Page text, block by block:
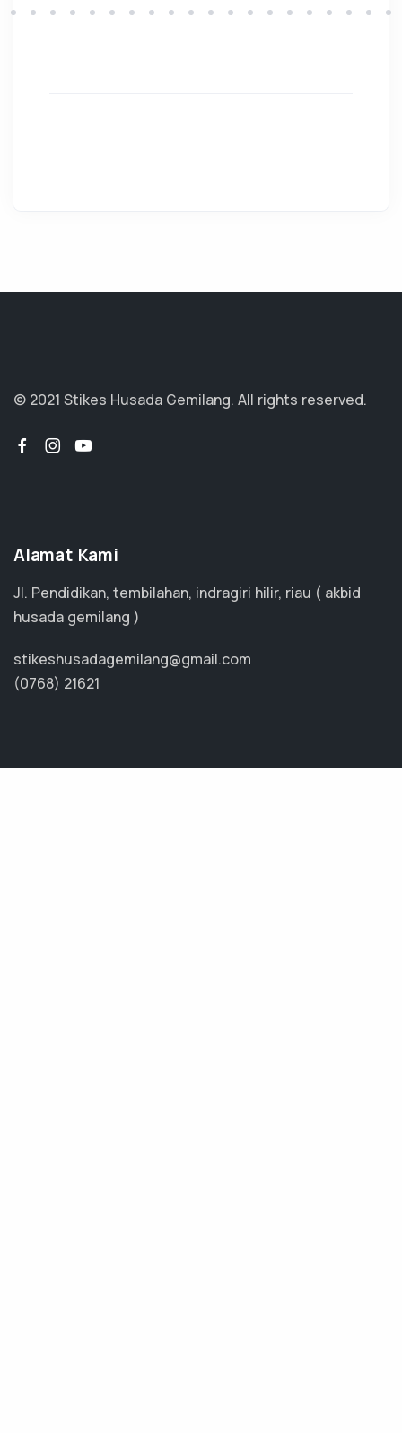
© 2021 Stikes Husada Gemilang. All rights reserved.
Alamat Kami
Jl. Pendidikan, tembilahan, indragiri hilir, riau ( akbid
husada gemilang )
stikeshusadagemilang@gmail.com
(0768) 21621